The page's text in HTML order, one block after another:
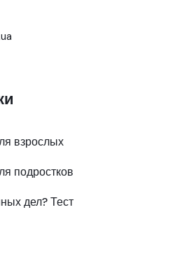
взрослых
подростков
дел? Тест